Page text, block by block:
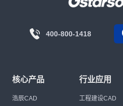
400-800-1418
核心产品
浩辰CAD
行业应用
工程建设CAD